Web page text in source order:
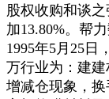
股权收购和谈
加13.80%。帮
1995年5月25日
万行业为：建
增减仓现象，换